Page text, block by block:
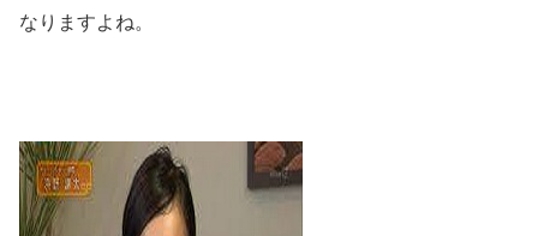
なりますよね。